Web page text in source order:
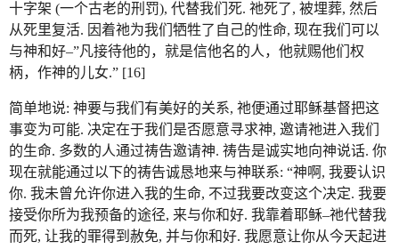
十字架 (一个古老的刑罚), 代替我们死. 祂死了, 被埋葬, 然后
从死里复活. 因着祂为我们牺牲了自己的性命, 现在我们可以
与神和好–”凡接待他的，就是信他名的人，他就赐他们权
柄，作神的儿女.” [16]
简单地说: 神要与我们有美好的关系, 祂便通过耶稣基督把这
事变为可能. 决定在于我们是否愿意寻求神, 邀请祂进入我们
的生命. 多数的人通过祷告邀请神. 祷告是诚实地向神说话. 你
现在就能通过以下的祷告诚恳地来与神联系: “神啊, 我要认识
你. 我未曾允许你进入我的生命, 不过我要改变这个决定. 我要
接受你所为我预备的途径, 来与你和好. 我靠着耶稣–祂代替我
而死, 让我的罪得到赦免, 并与你和好. 我愿意让你从今天起进